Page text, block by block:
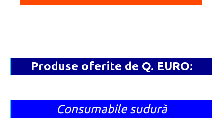
Produse oferite de Q. EURO:
Consumabile sudură